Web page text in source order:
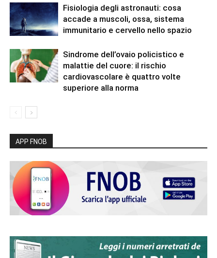
Fisiologia degli astronauti: cosa
accade a muscoli, ossa, sistema
immunitario e cervello nello spazio
Sindrome dell’ovaio policistico e
malattie del cuore: il rischio
cardiovascolare è quattro volte
superiore alla norma
APP FNOB